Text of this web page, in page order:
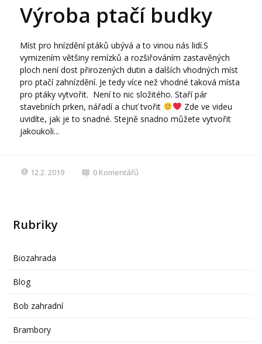
Výroba ptačí budky
Míst pro hnízdění ptáků ubývá a to vinou nás lidí.S
vymizením většiny remízků a rozšiřováním zastavěných
ploch není dost přirozených dutin a dalších vhodných míst
pro ptačí zahnízdění. Je tedy více než vhodné taková místa
pro ptáky vytvořit. Není to nic složitého. Staří pár
stavebních prken, nářadí a chuť tvořit
Zde ve videu
uvidíte, jak je to snadné. Stejně snadno můžete vytvořit
jakoukoli...
12.2. 2019 0 Komentářů
Rubriky
Biozahrada
Blog
Bob zahradní
Brambory